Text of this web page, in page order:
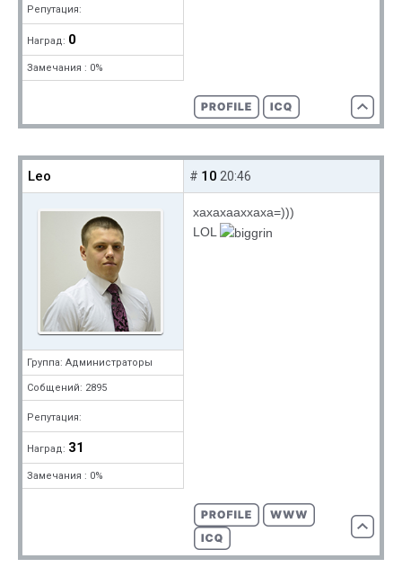
Репутация:
Наград: 0
Замечания : 0%
Leo
Группа: Администраторы
Собщений: 2895
Репутация:
Наград: 31
Замечания : 0%
# 10 20:46
хахахааххаха=)))
LOL